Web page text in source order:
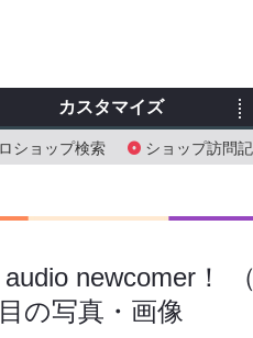
ショップ検索 ショップ訪問記
カスタマイズ
newcomer！
の写真・画像